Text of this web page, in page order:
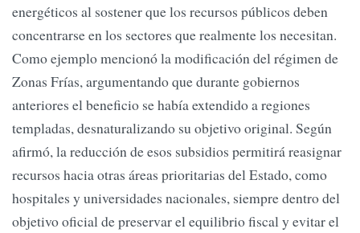
energéticos al sostener que los recursos públicos deben
concentrarse en los sectores que realmente los necesitan.
Como ejemplo mencionó la modificación del régimen de
Zonas Frías, argumentando que durante gobiernos
anteriores el beneficio se había extendido a regiones
templadas, desnaturalizando su objetivo original. Según
afirmó, la reducción de esos subsidios permitirá reasignar
recursos hacia otras áreas prioritarias del Estado, como
hospitales y universidades nacionales, siempre dentro del
objetivo oficial de preservar el equilibrio fiscal y evitar el